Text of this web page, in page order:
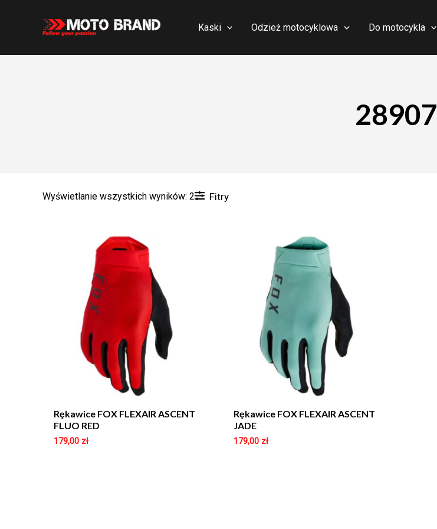
Kaski Odzież motocyklowa Do motocykla
28907
Wyświetlanie wszystkich wyników: 2 Fitry
Rękawice FOX FLEXAIR ASCENT
FLUO RED
179,00 zł
Rękawice FOX FLEXAIR ASCENT
JADE
179,00 zł